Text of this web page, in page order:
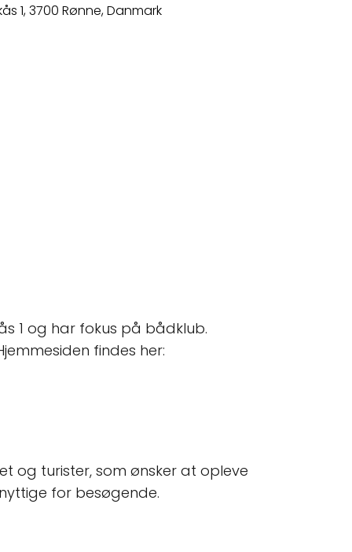
1 og har fokus på bådklub.
findes her:
og turister, som ønsker at opleve
for besøgende.